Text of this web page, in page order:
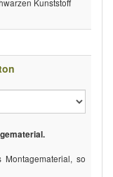
Kunststoff
so